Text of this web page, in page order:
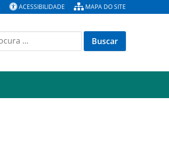
ACESSIBILIDADE MAPA DO SITE